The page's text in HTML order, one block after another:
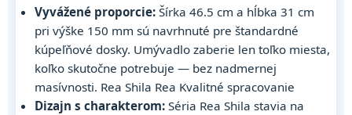
Vyvážené proporcie: Šírka 46.5 cm a hĺbka 31 cm
pri výške 150 mm sú navrhnuté pre štandardné
kúpeľňové dosky. Umývadlo zaberie len toľko miesta,
koľko skutočne potrebuje — bez nadmernej
masívnosti. Rea Shila Rea Kvalitné spracovanie
Dizajn s charakterom: Séria Rea Shila stavia na